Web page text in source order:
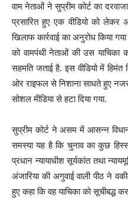
वाम नेताओं ने सुप्रीम कोर्ट का
प्रसारित हुए एक वीडियो को लेकर
खिलाफ कार्रवाई का अनुरोध किया
को वामपंथी नेताओं की उस याचिका
सहमति जताई है. इस वीडियो में
ओर राइफल से निशाना साधते हुए
सोशल मीडिया से हटा दिया गया.
सुप्रीम कोर्ट ने असम में आसन्न
समस्या यह है कि चुनाव का कुछ
प्रधान न्यायाधीश सूर्यकांत तथा
अंजारिया की अगुवाई वाली पीठ ने
हुए कहा कि वह याचिका को सूचीबद्ध